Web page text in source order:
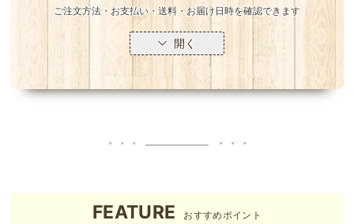
ご注文方法・お支払い・送料・お届け日時を確認できます
開く
FEATURE おすすめポイント